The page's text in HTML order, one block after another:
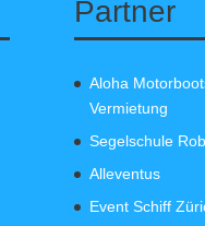
Partner
Aloha
Vermietung
Segelschule
Alleventus
Event Schiff